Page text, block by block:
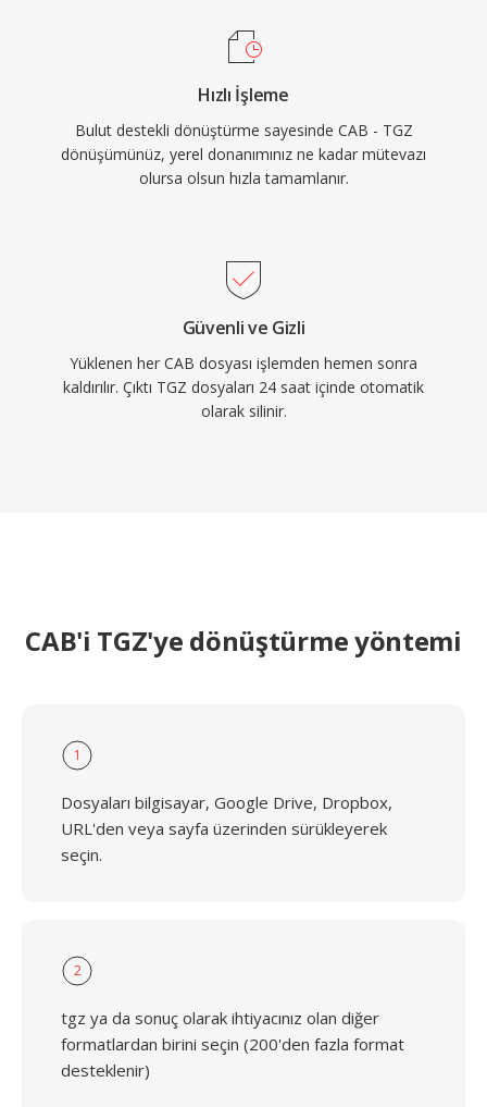
Hızlı İşleme
Bulut destekli dönüştürme sayesinde CAB - TGZ
dönüşümünüz, yerel donanımınız ne kadar mütevazı
olursa olsun hızla tamamlanır.
Güvenli ve Gizli
Yüklenen her CAB dosyası işlemden hemen sonra
kaldırılır. Çıktı TGZ dosyaları 24 saat içinde otomatik
olarak silinir.
CAB'i TGZ'ye dönüştürme yöntemi
1
Dosyaları bilgisayar, Google Drive, Dropbox,
URL'den veya sayfa üzerinden sürükleyerek
seçin.
2
tgz ya da sonuç olarak ihtiyacınız olan diğer
formatlardan birini seçin (200'den fazla format
desteklenir)